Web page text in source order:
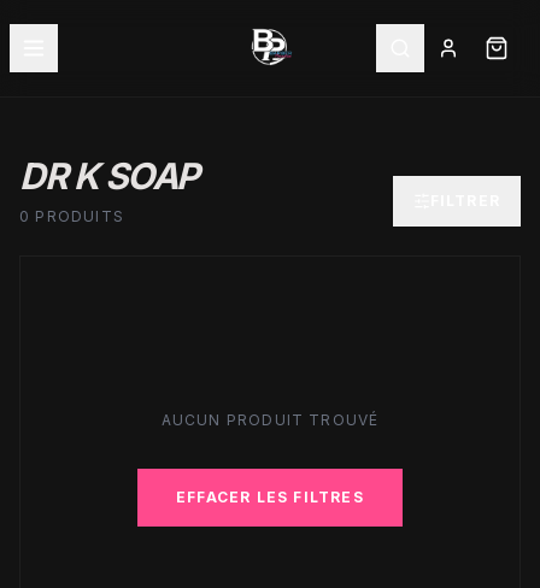
DR K SOAP
0 PRODUITS
AUCUN PRODUIT TROUVÉ
EFFACER LES FILTRES